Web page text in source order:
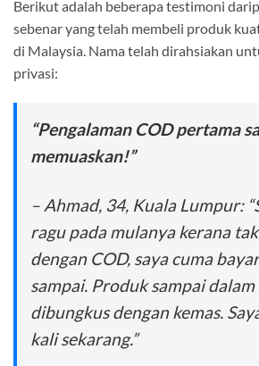
Berikut adalah beberapa testimoni
sebenar yang telah membeli produk
di Malaysia. Nama telah dirahsiakan
privasi:
“Pengalaman COD pertama
memuaskan!”
– Ahmad, 34, Kuala Lumpur:
ragu pada mulanya kerana
dengan COD, saya cuma
sampai. Produk sampai
dibungkus dengan kemas.
kali sekarang.”